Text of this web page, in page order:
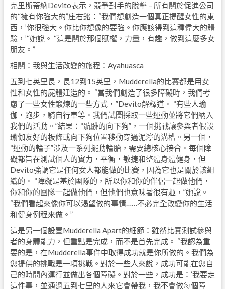
克里斯蒂納Devito表示，競爭對手的脫擊 – 所有關於促進公司
的“擁有你強大的”座右銘：“我們想創造一個真正提醒女性的東
西，’你很強大。你比你想像的要強。你應該得到這種偉大的體
驗，’“她說。 “這是關於那個賦權，力量，有趣，做到這麼多女
朋友。”
相關：我與生活改變的旅程：Ayahuasca
五到七英里長，長12到15英里，Mudderella的比賽都是用女
性和女性的屍體建造的。 “當我們創造了很多障礙時，我們考
慮了一些女性鍛煉的一些方式，”Devito解釋道。 “有些人瑜
伽，跑步，騎自行車等。我們試圖採取一些運動並將它們納入
我們的活動。”結果：“骯髒的向下狗”，一個挑戰讓參與者假設
瑜伽友好的板條或向下狗位置移動穿過泥濘的溝槽。另一個，
“運動的輪子”涉及一系列擺動輪胎，需要總核心接合。每個障
礙都旨在測試個人的實力，平衡，敏捷和整體身體健身，但
Devito強調它是任何女人都能做的比賽，因為它也是關於該組
織的。 “障礙是基於團隊的，所以你和你的伴侶一起做他們，
你和你的團隊一起做他們，但他們也意味著很有趣，”她說。
“我們看起來像你可以渴望做的事情……不必完全改變你的生活
和健身例程來做。”
這是另一個設置Mudderella Apart的細節：雖然比賽測試參與
者的身體能力，但重點是完成，而不是首先完成。 “我認為重
要的是，在Mudderella事件中取得成功就是你所做的。我們為
您提供的挑戰是一項挑戰。對於一些人來說，成功可能在您自
己的時間內運行並做出各個障礙。對於一些，成功是：’我要走
這件事，並通過五到七里的人來它會帶我，我不會做每個障